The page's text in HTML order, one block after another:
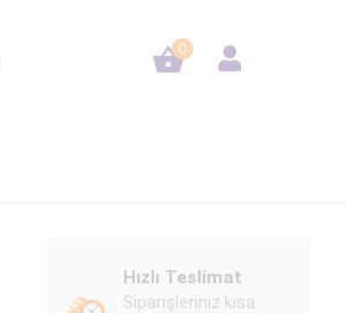
0
Hızlı Teslimat
Siparişleriniz kısa